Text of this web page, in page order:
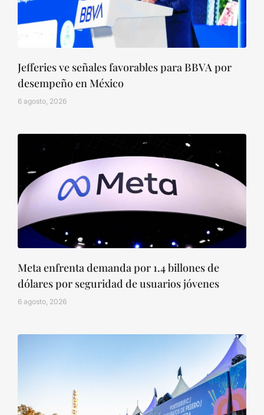
Jefferies ve señales favorables para BBVA por
desempeño en México
6 agosto, 2026
Meta enfrenta demanda por 1.4 billones de
dólares por seguridad de usuarios jóvenes
6 agosto, 2026